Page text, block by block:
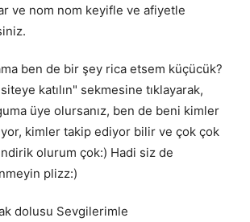
ve nom nom keyifle ve afiyetle
ben de bir şey rica etsem küçücük?
katılın" sekmesine tıklayarak,
üye olursanız, ben de beni kimler
kimler takip ediyor bilir ve çok çok
olurum çok:) Hadi siz de
plizz:)
dolusu Sevgilerimle